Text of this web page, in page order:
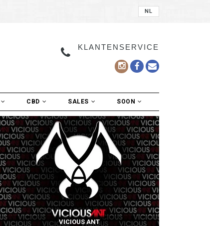
NL
KLANTENSERVICE
CBD SALES SOON
VICIOUS ANT